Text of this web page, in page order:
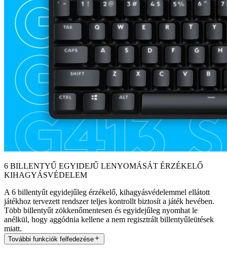
6 BILLENTYŰ EGYIDEJŰ LENYOMÁSÁT ÉRZÉKELŐ
KIHAGYÁSVÉDELEM
A 6 billentyűt egyidejűleg érzékelő, kihagyásvédelemmel ellátott
játékhoz tervezett rendszer teljes kontrollt biztosít a játék hevében.
Több billentyűt zökkenőmentesen és egyidejűleg nyomhat le
anélkül, hogy aggódnia kellene a nem regisztrált billentyűleütések
miatt.
További funkciók felfedezése